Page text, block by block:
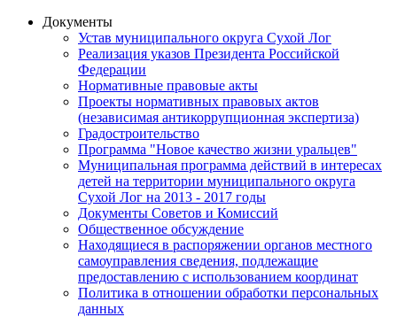
Документы
Устав муниципального округа Сухой Лог
Реализация указов Президента Российской
Федерации
Нормативные правовые акты
Проекты нормативных правовых актов
(независимая антикоррупционная экспертиза)
Градостроительство
Программа "Новое качество жизни уральцев"
Муниципальная программа действий в интересах
детей на территории муниципального округа
Сухой Лог на 2013 - 2017 годы
Документы Советов и Комиссий
Общественное обсуждение
Находящиеся в распоряжении органов местного
самоуправления сведения, подлежащие
предоставлению с использованием координат
Политика в отношении обработки персональных
данных